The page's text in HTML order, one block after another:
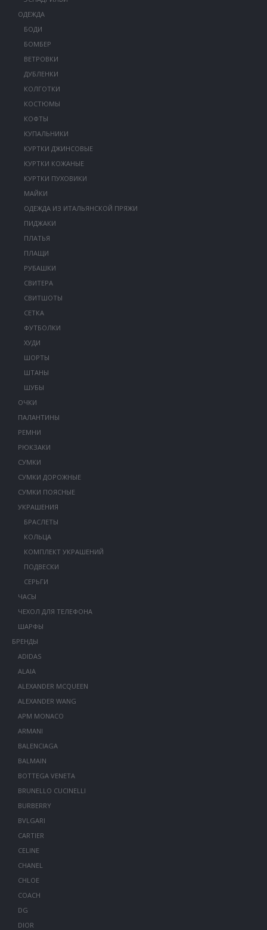
ОДЕЖДА
БОДИ
БОМБЕР
ВЕТРОВКИ
ДУБЛЕНКИ
КОЛГОТКИ
КОСТЮМЫ
КОФТЫ
КУПАЛЬНИКИ
КУРТКИ ДЖИНСОВЫЕ
КУРТКИ КОЖАНЫЕ
КУРТКИ ПУХОВИКИ
МАЙКИ
ОДЕЖДА ИЗ ИТАЛЬЯНСКОЙ ПРЯЖИ
ПИДЖАКИ
ПЛАТЬЯ
ПЛАЩИ
РУБАШКИ
СВИТЕРА
СВИТШОТЫ
СЕТКА
ФУТБОЛКИ
ХУДИ
ШОРТЫ
ШТАНЫ
ШУБЫ
ОЧКИ
ПАЛАНТИНЫ
РЕМНИ
РЮКЗАКИ
СУМКИ
СУМКИ ДОРОЖНЫЕ
СУМКИ ПОЯСНЫЕ
УКРАШЕНИЯ
БРАСЛЕТЫ
КОЛЬЦА
КОМПЛЕКТ УКРАШЕНИЙ
ПОДВЕСКИ
СЕРЬГИ
ЧАСЫ
ЧЕХОЛ ДЛЯ ТЕЛЕФОНА
ШАРФЫ
БРЕНДЫ
ADIDAS
ALAIA
ALEXANDER MCQUEEN
ALEXANDER WANG
APM MONACO
ARMANI
BALENCIAGA
BALMAIN
BOTTEGA VENETA
BRUNELLO CUCINELLI
BURBERRY
BVLGARI
CARTIER
CELINE
CHANEL
CHLOE
COACH
DG
DIOR